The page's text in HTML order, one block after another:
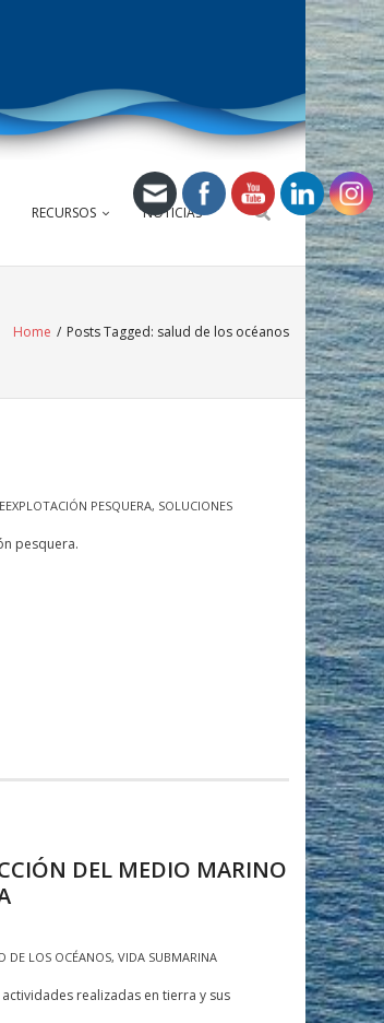
RECURSOS NOTICIAS
Home / Posts Tagged: salud de los océanos
PESQUERA, SOLUCIONES
pesquera.
DEL MEDIO MARINO
DE LOS OCÉANOS, VIDA SUBMARINA
realizadas en tierra y sus